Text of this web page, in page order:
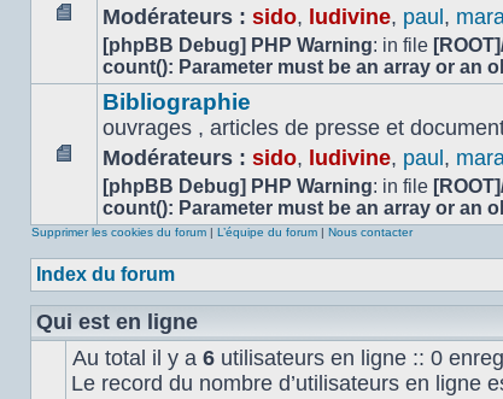
Aucun
message
non
Modérateurs : sido, ludivine, paul ,
[phpBB Debug] PHP Warning: in file
count(): Parameter must be an array or an
Aucun
message
non
Bibliographie
ouvrages , articles de presse et
Modérateurs : sido, ludivine, paul ,
[phpBB Debug] PHP Warning: in file
count(): Parameter must be an array or an
Supprimer les cookies du forum | L’équipe du forum | Nous contacter
Index du forum
Qui est en ligne
Au total il y a 6 utilisateurs en ligne :: 0
Le record du nombre d’utilisateurs en ligne